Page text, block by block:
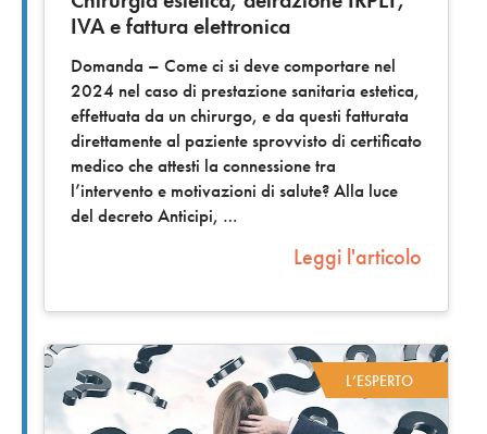
IVA e fattura elettronica
Domanda – Come ci si deve comportare nel
2024 nel caso di prestazione sanitaria estetica,
effettuata da un chirurgo, e da questi fatturata
direttamente al paziente sprovvisto di certificato
medico che attesti la connessione tra
l’intervento e motivazioni di salute? Alla luce
del decreto Anticipi,
Leggi l'articolo
L’ESPERTO